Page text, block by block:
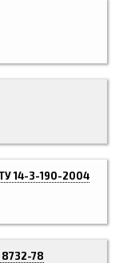
14-3-190-2004
78